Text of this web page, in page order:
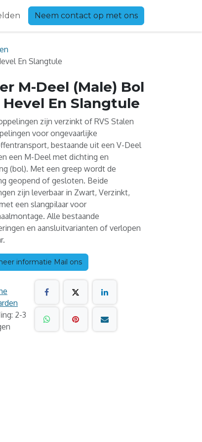
Neem contact op met ons
En Slangtule
M-Deel (Male) Bol
En Slangtule
zijn verzinkt of RVS Stalen
voor ongevaarlijke
bestaande uit een V-Deel
een M-Deel met dichting en
(bol). Met een greep wordt de
geopend of gesloten. Beide
zijn leverbaar in Zwart, Verzinkt,
een slangpilaar voor
Alle bestaande
en aansluitvarianten of verlopen
informatie Mail ons
2-3